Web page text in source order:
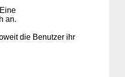
an.
die Benutzer ihr